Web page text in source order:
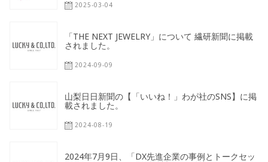
2025-03-04
「THE NEXT JEWELRY」について 繊研新聞に掲載
されました。
2024-09-09
山梨日日新聞の【「いいね！」わが社のSNS】に掲
載されました。
2024-08-19
2024年7月9日、「DX先進企業の事例とトークセッ